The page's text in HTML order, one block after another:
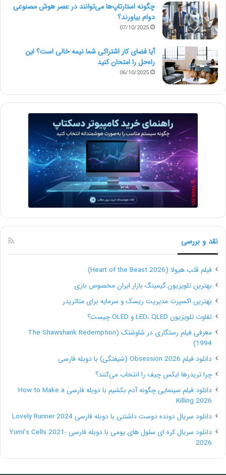
چگونه استارتاپ‌ها می‌توانند در عصر هوش مصنوعی
دوام بیاورند؟
07/10/2025
آیا فضای کار اشتراکی شما نیمه‌ خالی است؟ این
راه‌حل را امتحان کنید
06/10/2025
نقد و بررسی
فیلم قلب هیولا (Heart of the Beast 2026)
بهترین تلویزیون گیمینگ بازار ایران مخصوص بازی
بهترین اکسپرت مدیریت ریسک و سرمایه برای متاتریدر
تفاوت تلویزیون LED، QLED و OLED چیست؟
معرفی فیلم رستگاری در شاوشنک (The Shawshank Redemption
1994)
دانلود فیلم Obsession 2026 (شیفتگی) با دوبله فارسی
چرا تریدرها ایکس چیف را انتخاب می‌کنند؟
دانلود فیلم سینمایی چگونه آدم بکشیم با دوبله فارسی How to Make a
Killing 2026
دانلود سریال دونده دوست داشتنی با دوبله فارسی Lovely Runner 2024
دانلود سریال کره ای سلول های یومی با دوبله فارسی Yumi’s Cells 2021-
2026